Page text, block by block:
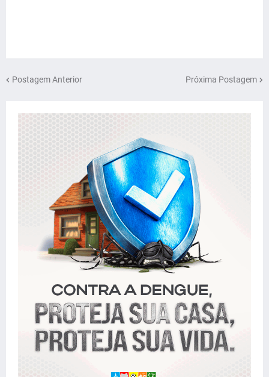
Postagem Anterior Próxima Postagem